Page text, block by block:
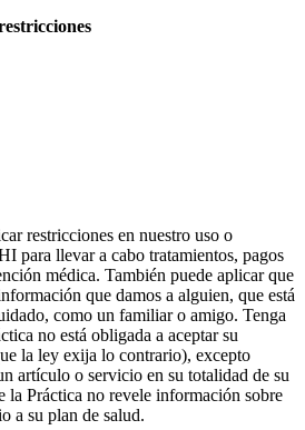
restricciones en nuestro uso o
para llevar a cabo tratamientos, pagos
médica. También puede aplicar que
que damos a alguien, que está
como un familiar o amigo. Tenga
no está obligada a aceptar su
la ley exija lo contrario), excepto
artículo o servicio en su totalidad de su
la Práctica no revele información sobre
a su plan de salud.